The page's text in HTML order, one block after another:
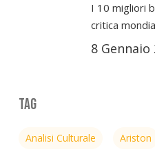
I 10 migliori
critica
8 Gennaio
Tag
Analisi Culturale Ariston